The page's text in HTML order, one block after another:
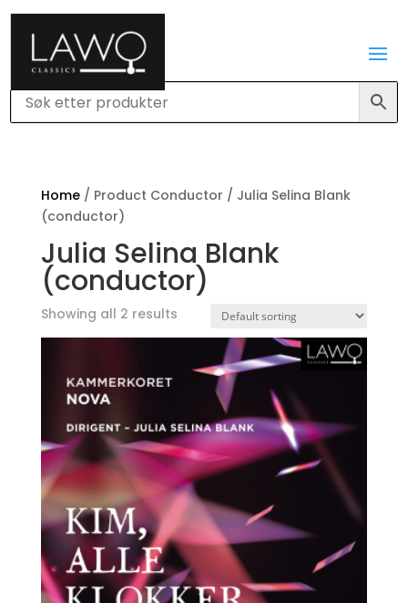
Home/ Product Conductor / Julia Selina Blank
(conductor)
Julia Selina Blank
(conductor)
Showing all 2 results